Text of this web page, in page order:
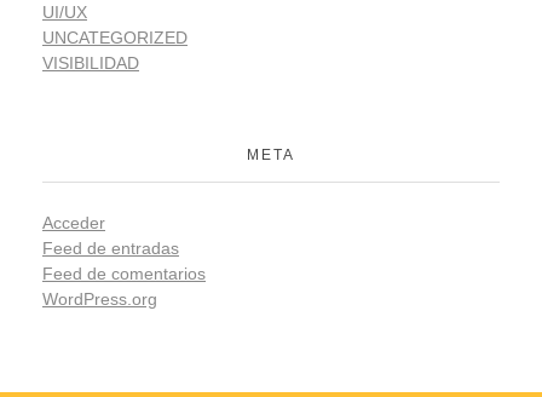
UI/UX
UNCATEGORIZED
VISIBILIDAD
META
Acceder
Feed de entradas
Feed de comentarios
WordPress.org